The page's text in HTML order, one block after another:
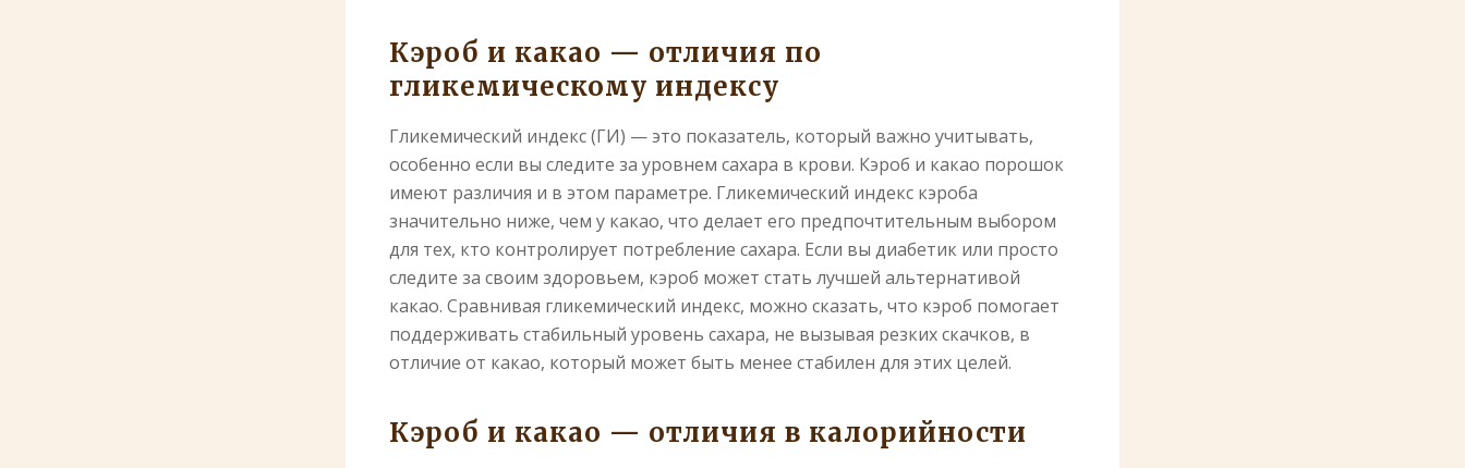
Кэроб и какао — отличия по
гликемическому индексу
Гликемический индекс (ГИ) — это показатель, который важно учитывать,
особенно если вы следите за уровнем сахара в крови. Кэроб и какао порошок
имеют различия и в этом параметре. Гликемический индекс кэроба
значительно ниже, чем у какао, что делает его предпочтительным выбором
для тех, кто контролирует потребление сахара. Если вы диабетик или просто
следите за своим здоровьем, кэроб может стать лучшей альтернативой
какао. Сравнивая гликемический индекс, можно сказать, что кэроб помогает
поддерживать стабильный уровень сахара, не вызывая резких скачков, в
отличие от какао, который может быть менее стабилен для этих целей.
Кэроб и какао — отличия в калорийности